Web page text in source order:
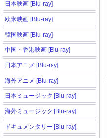
日本映画 [Blu-ray]
欧米映画 [Blu-ray]
韓国映画 [Blu-ray]
中国・香港映画 [Blu-ray]
日本アニメ [Blu-ray]
海外アニメ [Blu-ray]
日本ミュージック [Blu-ray]
海外ミュージック [Blu-ray]
ドキュメンタリー [Blu-ray]